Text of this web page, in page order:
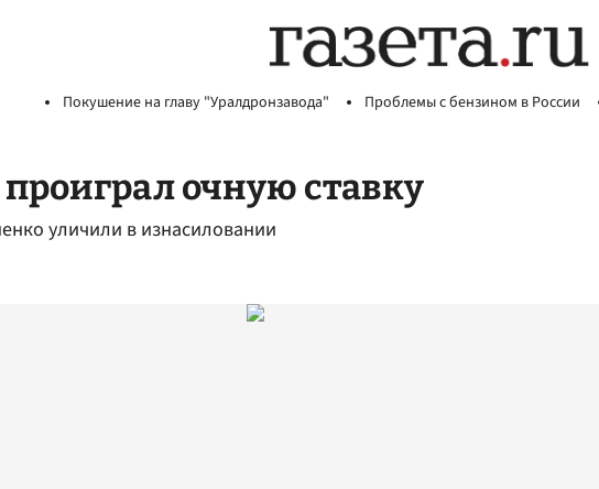
Покушение на главу "Уралдронзавода" Проблемы с бензином в России
очную ставку
уличили в изнасиловании